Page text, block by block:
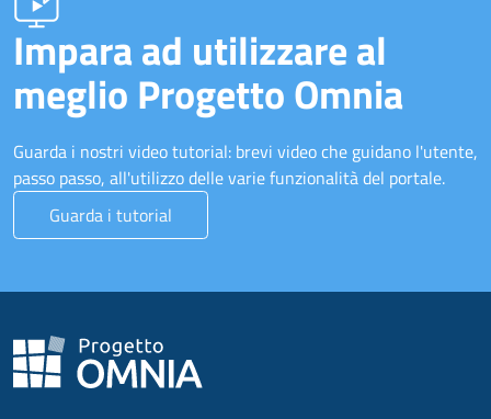
Impara ad utilizzare al
meglio Progetto Omnia
Guarda i nostri video tutorial: brevi video che guidano l'utente,
passo passo, all'utilizzo delle varie funzionalità del portale.
Guarda i tutorial